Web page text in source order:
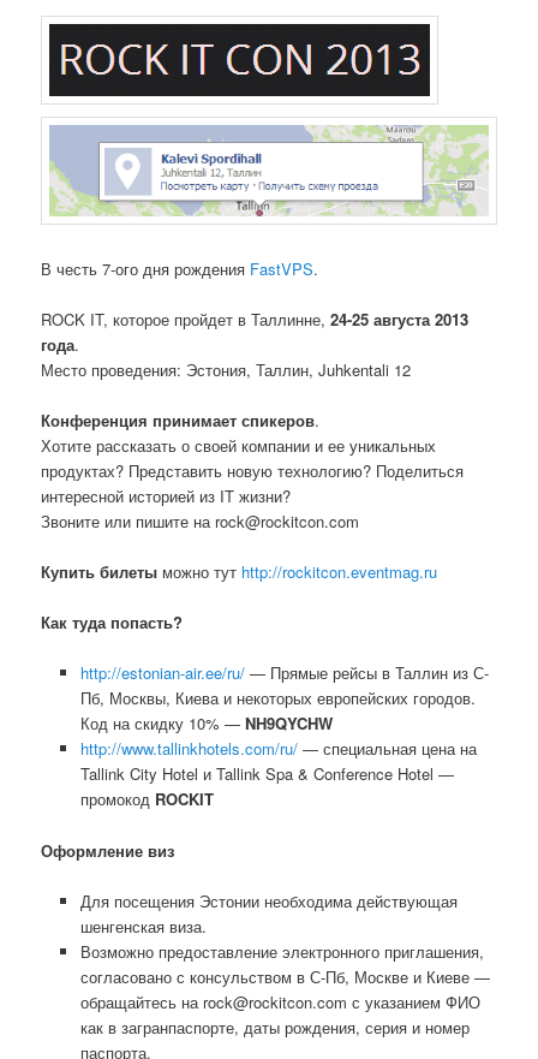
В честь 7-ого дня рождения FastVPS.
ROCK IT, которое пройдет в Таллинне,24-25 августа 2013
года.
Место проведения: Эстония, Таллин, Juhkentali 12
Конференция принимает спикеров.
Хотите рассказать о своей компании и ее уникальных
продуктах? Представить новую технологию? Поделиться
интересной историей из IT жизни?
Звоните или пишите на rock@rockitcon.com
Купить билеты можно тут http://rockitcon.eventmag.ru
Как туда попасть?
http://estonian-air.ee/ru/— Прямые рейсы в Таллин из С-
Пб, Москвы, Киева и некоторых европейских городов.
Код на скидку 10% — NH9QYCHW
http://www.tallinkhotels.com/ru/— специальная цена на
Tallink City Hotel и Tallink Spa & Conference Hotel —
промокод ROCKIT
Оформление виз
Для посещения Эстонии необходима действующая
шенгенская виза.
Возможно предоставление электронного приглашения,
согласовано с консульством в С-Пб, Москве и Киеве —
обращайтесь на rock@rockitcon.com с указанием ФИО
как в загранпаспорте, даты рождения, серия и номер
паспорта.